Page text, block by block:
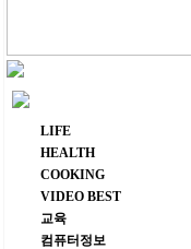
주요 메뉴
LIFE
HEALTH
COOKING
VIDEO BEST
교육
컴퓨터정보